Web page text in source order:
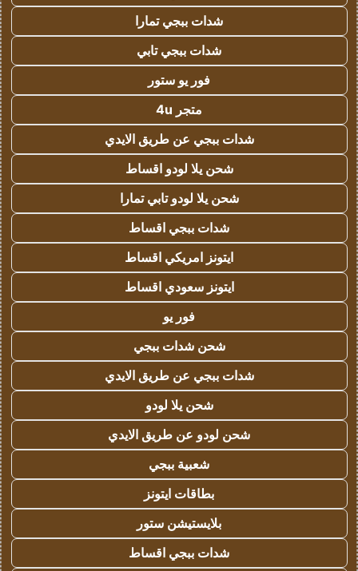
شدات ببجي تمارا
شدات ببجي تابي
فور يو ستور
متجر 4u
شدات ببجي عن طريق الايدي
شحن يلا لودو اقساط
شحن يلا لودو تابي تمارا
شدات ببجي اقساط
ايتونز امريكي اقساط
ايتونز سعودي اقساط
فور يو
شحن شدات ببجي
شدات ببجي عن طريق الايدي
شحن يلا لودو
شحن لودو عن طريق الايدي
شعبية ببجي
بطاقات ايتونز
بلايستيشن ستور
شدات ببجي اقساط